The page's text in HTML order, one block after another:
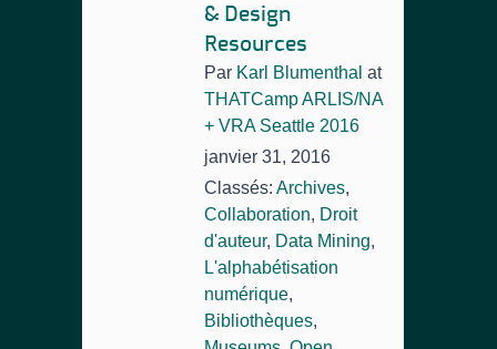
& Design
Resources
Par Karl Blumenthal at
THATCamp ARLIS/NA
+ VRA Seattle 2016
janvier 31, 2016
Classés: Archives,
Collaboration, Droit
d'auteur, Data Mining,
L'alphabétisation
numérique,
Bibliothèques,